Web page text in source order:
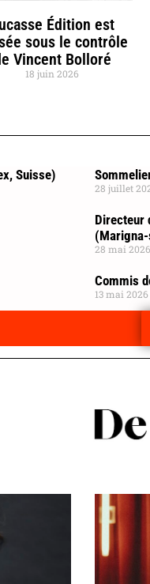
Édition est
sous le contrôle
Vincent Bolloré
18 juin 2026
Suisse)
28 juillet
Directeur
28 mai 2026
Commis
13 mai 2026